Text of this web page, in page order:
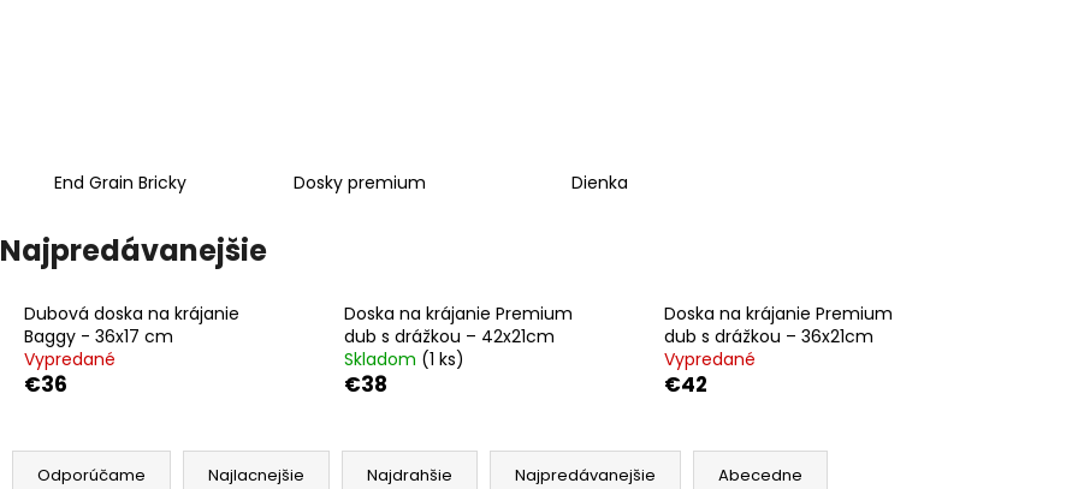
End Grain Bricky Dosky premium Dienka
Najpredávanejšie
Dubová doska na krájanie
Baggy - 36x17 cm
Vypredané
€36
Doska na krájanie Premium
dub s drážkou – 42x21cm
Skladom (1 ks)
€38
Doska na krájanie Premium
dub s drážkou – 36x21cm
Vypredané
€42
R
Odporúčame Najlacnejšie Najdrahšie Najpredávanejšie Abecedne